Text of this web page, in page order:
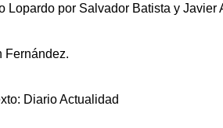
Lopardo por Salvador Batista y Javier
Fernández.
Diario Actualidad